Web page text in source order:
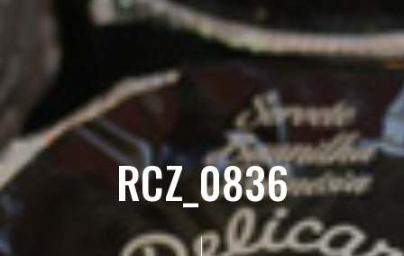
RCZ_0836